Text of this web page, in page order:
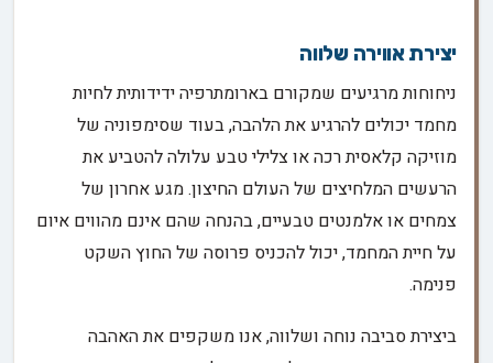
יצירת אווירה שלווה
ניחוחות מרגיעים שמקורם בארומתרפיה ידידותית לחיות
מחמד יכולים להרגיע את הלהבה, בעוד שסימפוניה של
מוזיקה קלאסית רכה או צלילי טבע עלולה להטביע את
הרעשים המלחיצים של העולם החיצון. מגע אחרון של
צמחים או אלמנטים טבעיים, בהנחה שהם אינם מהווים איום
על חיית המחמד, יכול להכניס פרוסה של החוץ השקט
פנימה.
ביצירת סביבה נוחה ושלווה, אנו משקפים את האהבה